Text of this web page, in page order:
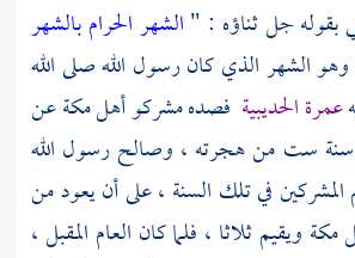
بقوله جل ثناؤه : "الشهر الحرام بالشهر
وهو الشهر الذي كان رسول الله صلى الله
عمرةالحديبية فصدهمشركو أهل مكةعن
سنة ست من هجرته ، وصالح رسول الله
في تلك السنة ، على أن يعود من
مكة ويقيم ثلاثا ، فلما كان العام المقبل ،